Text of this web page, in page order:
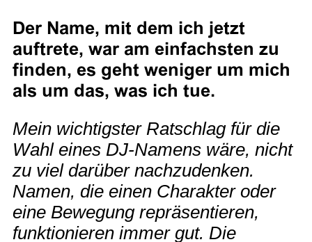
Der Name, mit dem ich jetzt
auftrete, war am einfachsten zu
finden, es geht weniger um mich
als um das, was ich tue.
Mein wichtigster Ratschlag für die
Wahl eines DJ-Namens wäre, nicht
zu viel darüber nachzudenken.
Namen, die einen Charakter oder
eine Bewegung repräsentieren,
funktionieren immer gut. Die